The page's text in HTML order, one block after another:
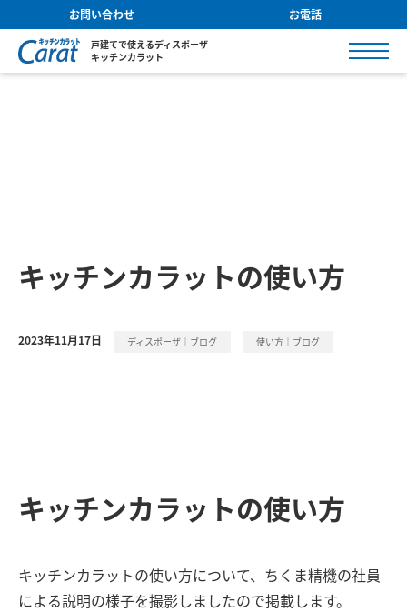
お問い合わせ お電話
戸建てで使えるディスポーザ
キッチンカラット
キッチンカラットの使い方
2023年11月17日 ディスポーザ｜ブログ 使い方｜ブログ
キッチンカラットの使い方
キッチンカラットの使い方について、ちくま精機の社員
による説明の様子を撮影しましたので掲載します。